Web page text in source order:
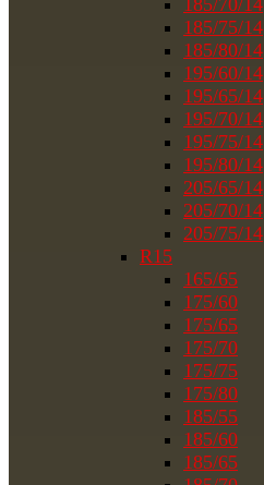
185/70/14
185/75/14
185/80/14
195/60/14
195/65/14
195/70/14
195/75/14
195/80/14
205/65/14
205/70/14
205/75/14
R15
165/65
175/60
175/65
175/70
175/75
175/80
185/55
185/60
185/65